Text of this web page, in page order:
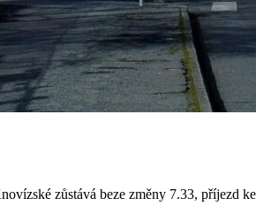
zůstává beze změny 7.33, příjezd